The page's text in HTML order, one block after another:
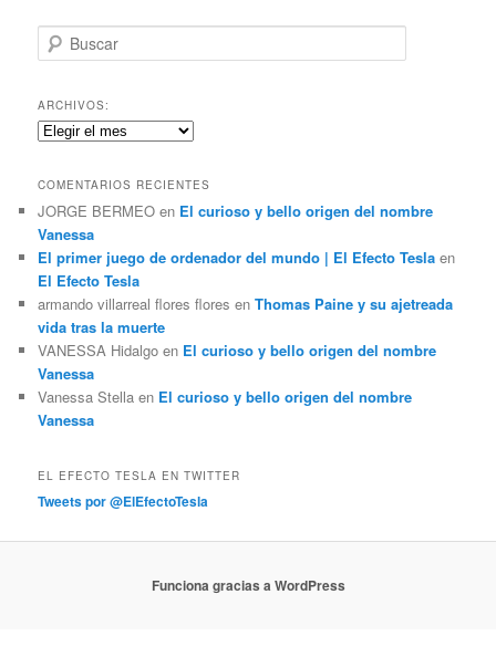
u
c
a
r
ARCHIVOS:
Archivos:
COMENTARIOS RECIENTES
JORGE BERMEO en El curioso y bello origen del nombre
Vanessa
El primer juego de ordenador del mundo | El Efecto Tesla en
El Efecto Tesla
armando villarreal flores flores enThomas Paine y su ajetreada
vida tras la muerte
VANESSA Hidalgo en El curioso y bello origen del nombre
Vanessa
Vanessa Stella en El curioso y bello origen del nombre
Vanessa
EL EFECTO TESLA EN TWITTER
Tweets por @ElEfectoTesla
Funciona gracias a WordPress